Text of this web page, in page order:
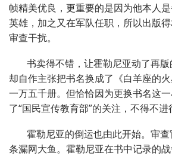
帧精美优良，更重要的是因为他本人
英雄，加之又在军队任职，所以出版
审查干扰。
书卖得不错，让霍勒尼亚动了再
却自作主张把书名换成了《白羊座的
一万五千册。但恰恰因为更换书名这
了“国民宣传教育部”的关注，不得不进
霍勒尼亚的倒运也由此开始。审
条漏网大鱼。霍勒尼亚在书中记录的